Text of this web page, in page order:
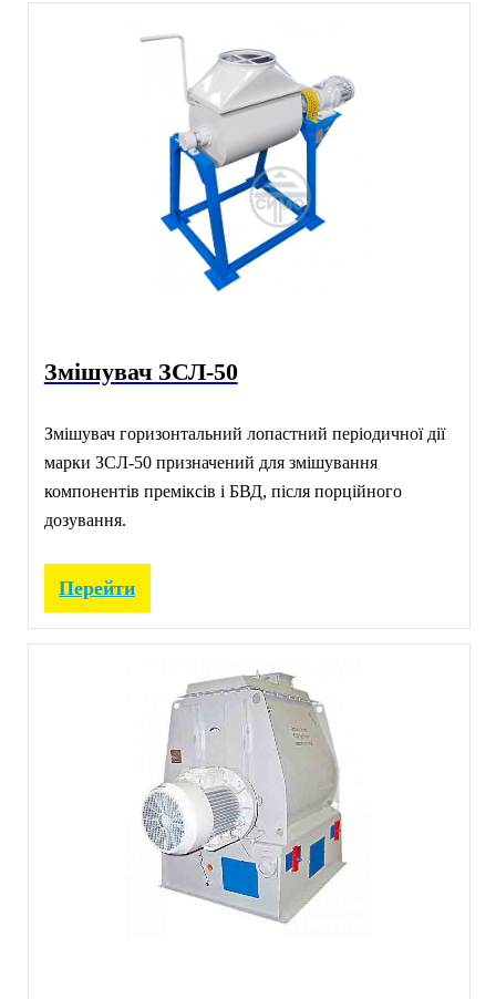
Змішувач ЗСЛ-50
Змішувач горизонтальний лопастний періодичної дії
марки ЗСЛ-50 призначений для змішування
компонентів преміксів і БВД, після порційного
дозування.
Перейти